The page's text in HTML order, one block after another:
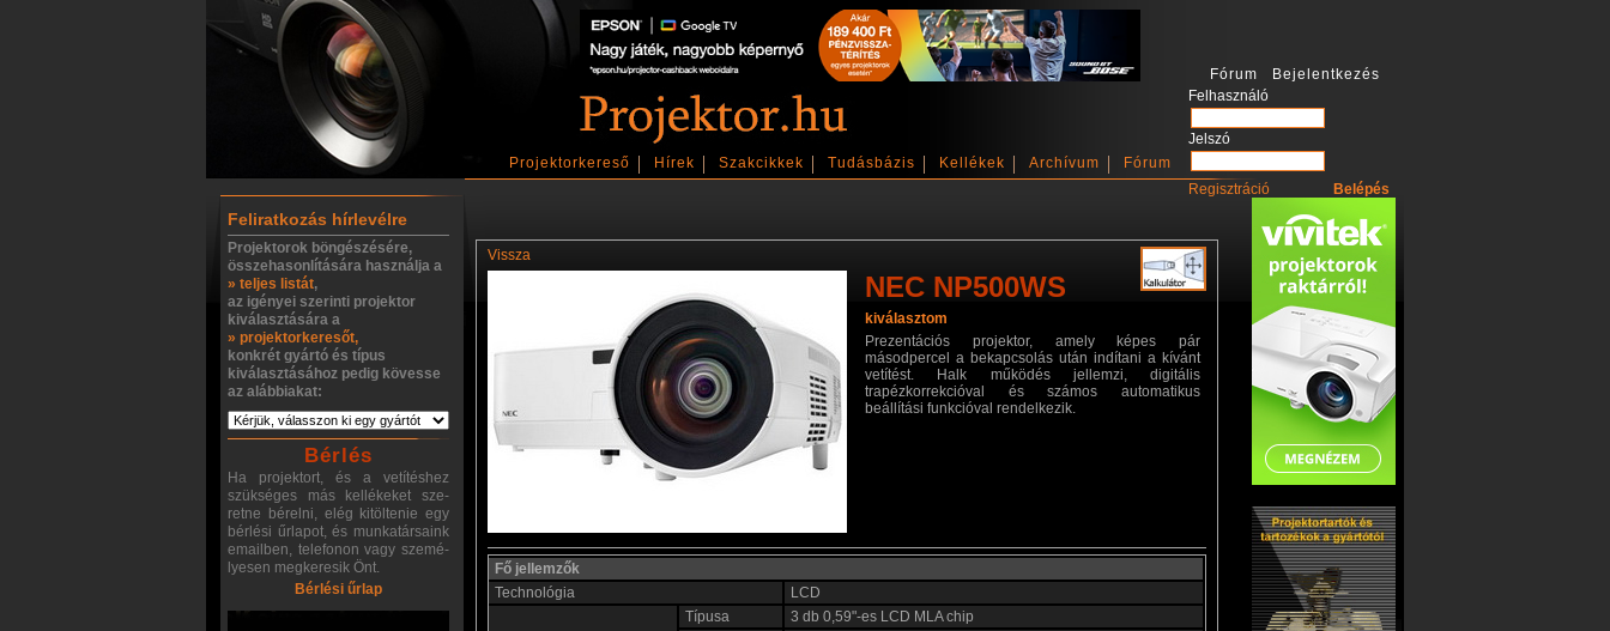
Fórum Bejelentkezés
Felhasználó
Jelszó
Regisztráció
Projektorkereső Hírek Szakcikkek Tudásbázis Kellékek Archívum Fórum
Feliratkozás hírlevélre
Projektorok böngészésére,
összehasonlítására használja a
» teljes listát,
az igényei szerinti projektor
kiválasztására a
» projektorkeresőt,
konkrét gyártó és típus
kiválasztásához pedig kövesse
az alábbiakat:
Bérlés
Ha projektort, és a vetítéshez
szükséges más kellékeket sze-
retne bérelni, elég kitöltenie egy
bérlési űrlapot, és munkatársaink
emailben, telefonon vagy szemé-
lyesen megkeresik Önt.
Bérlési űrlap
Vissza
NEC NP500WS
kiválasztom
Prezentációs projektor, amely képes pár
másodpercel a bekapcsolás után indítani a kívánt
vetítést. Halk működés jellemzi, digitális
trapézkorrekcióval és számos automatikus
beállítási funkcióval rendelkezik.
Fő jellemzők
Technológia
LCD
Típusa
3 db 0,59"-es LCD MLA chip